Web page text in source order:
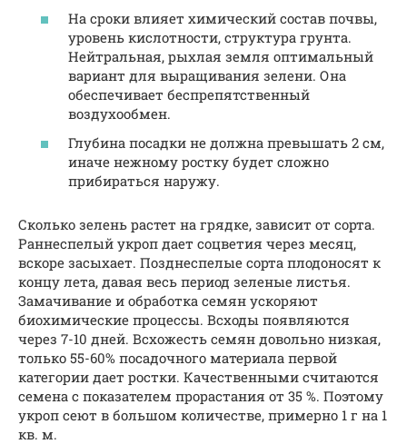
На сроки влияет химический состав почвы,
уровень кислотности, структура грунта.
Нейтральная, рыхлая земля оптимальный
вариант для выращивания зелени. Она
обеспечивает беспрепятственный
воздухообмен.
Глубина посадки не должна превышать 2 см,
иначе нежному ростку будет сложно
прибираться наружу.
Сколько зелень растет на грядке, зависит от сорта.
Раннеспелый укроп дает соцветия через месяц,
вскоре засыхает. Позднеспелые сорта плодоносят к
концу лета, давая весь период зеленые листья.
Замачивание и обработка семян ускоряют
биохимические процессы. Всходы появляются
через 7-10 дней. Всхожесть семян довольно низкая,
только 55-60% посадочного материала первой
категории дает ростки. Качественными считаются
семена с показателем прорастания от 35 %. Поэтому
укроп сеют в большом количестве, примерно 1 г на 1
кв. м.